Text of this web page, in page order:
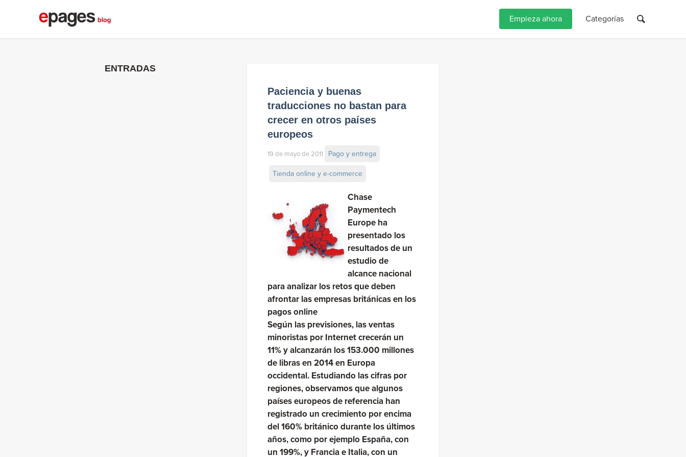
Empieza ahora Categorías
ENTRADAS
Paciencia y buenas
traducciones no bastan para
crecer en otros países
europeos
19 de mayo de 2011 Pago y entrega
Tienda online y e-commerce
Chase
Paymentech
Europe ha
presentado los
resultados de un
estudio de
alcance nacional
para analizar los retos que deben
afrontar las empresas británicas en los
pagos online
Según las previsiones, las ventas
minoristas por Internet crecerán un
11% y alcanzarán los 153.000 millones
de libras en 2014 en Europa
occidental. Estudiando las cifras por
regiones, observamos que algunos
países europeos de referencia han
registrado un crecimiento por encima
del 160% británico durante los últimos
años, como por ejemplo España, con
un 199%, y Francia e Italia, con un